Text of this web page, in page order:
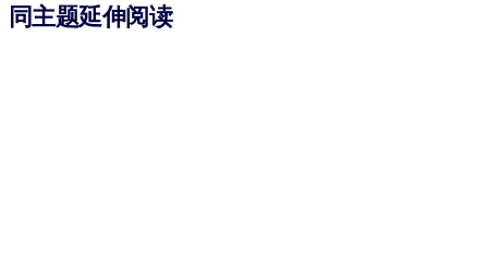
同主题延伸阅读